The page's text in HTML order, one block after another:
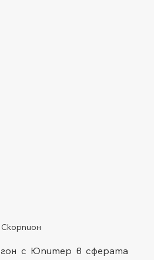
Скорпион
с Юпитер в сферата